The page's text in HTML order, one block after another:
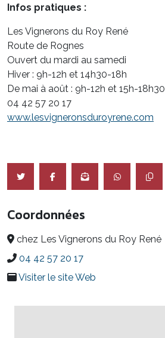
Infos pratiques :
Les Vignerons du Roy René
Route de Rognes
Ouvert du mardi au samedi
Hiver : 9h-12h et 14h30-18h
De mai à août : 9h-12h et 15h-18h30
04 42 57 20 17
www.lesvigneronsduroyrene.com
Coordonnées
chez Les Vignerons du Roy René
04 42 57 20 17
Visiter le site Web